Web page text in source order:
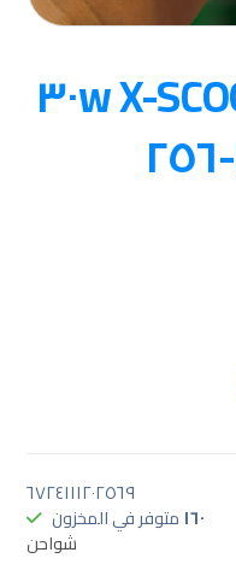
شاحن X-SCOOT type-c ٣٠w
٦٧٢٤١١١٢٠٢٥٦٩
١٦٠ متوفر في المخزون
شواحن